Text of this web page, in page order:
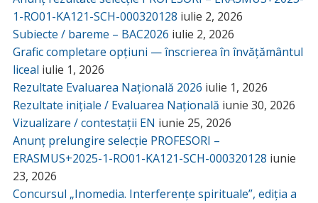
1-RO01-KA121-SCH-000320128 iulie 2, 2026
Subiecte / bareme – BAC2026 iulie 2, 2026
Grafic completare opțiuni — înscrierea în învățământul
liceal iulie 1, 2026
Rezultate Evaluarea Națională 2026 iulie 1, 2026
Rezultate inițiale / Evaluarea Națională iunie 30, 2026
Vizualizare / contestații EN iunie 25, 2026
Anunț prelungire selecție PROFESORI –
ERASMUS+2025-1-RO01-KA121-SCH-000320128 iunie
23, 2026
Concursul „Inomedia. Interferențe spirituale”, ediția a